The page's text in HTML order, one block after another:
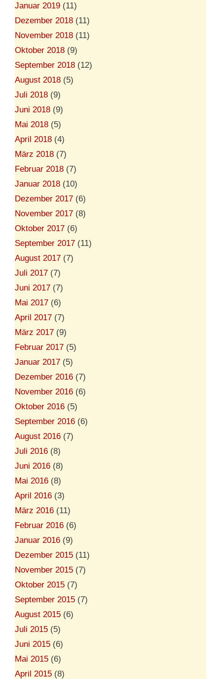
Januar 2019 (11)
Dezember 2018 (11)
November 2018 (11)
Oktober 2018 (9)
September 2018 (12)
August 2018 (5)
Juli 2018 (9)
Juni 2018 (9)
Mai 2018 (5)
April 2018 (4)
März 2018 (7)
Februar 2018 (7)
Januar 2018 (10)
Dezember 2017 (6)
November 2017 (8)
Oktober 2017 (6)
September 2017 (11)
August 2017 (7)
Juli 2017 (7)
Juni 2017 (7)
Mai 2017 (6)
April 2017 (7)
März 2017 (9)
Februar 2017 (5)
Januar 2017 (5)
Dezember 2016 (7)
November 2016 (6)
Oktober 2016 (5)
September 2016 (6)
August 2016 (7)
Juli 2016 (8)
Juni 2016 (8)
Mai 2016 (8)
April 2016 (3)
März 2016 (11)
Februar 2016 (6)
Januar 2016 (9)
Dezember 2015 (11)
November 2015 (7)
Oktober 2015 (7)
September 2015 (7)
August 2015 (6)
Juli 2015 (5)
Juni 2015 (6)
Mai 2015 (6)
April 2015 (8)